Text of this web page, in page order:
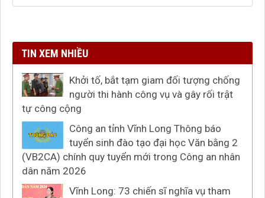
TIN XEM NHIỀU
Khởi tố, bắt tạm giam đối tượng chống
người thi hành công vụ và gây rối trật
tự công cộng
Công an tỉnh Vĩnh Long Thông báo
tuyển sinh đào tạo đại học Văn bằng 2
(VB2CA) chính quy tuyển mới trong Công an nhân
dân năm 2026
Vĩnh Long: 73 chiến sĩ nghĩa vụ tham